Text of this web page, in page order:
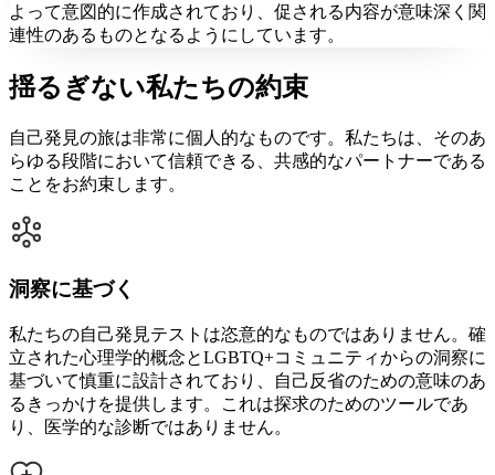
よって意図的に作成されており、促される内容が意味深く関
連性のあるものとなるようにしています。
揺るぎない私たちの約束
自己発見の旅は非常に個人的なものです。私たちは、そのあ
らゆる段階において信頼できる、共感的なパートナーである
ことをお約束します。
洞察に基づく
私たちの自己発見テストは恣意的なものではありません。確
立された心理学的概念とLGBTQ+コミュニティからの洞察に
基づいて慎重に設計されており、自己反省のための意味のあ
るきっかけを提供します。これは探求のためのツールであ
り、医学的な診断ではありません。